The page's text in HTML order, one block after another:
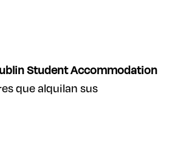
Student Accommodation
que alquilan sus